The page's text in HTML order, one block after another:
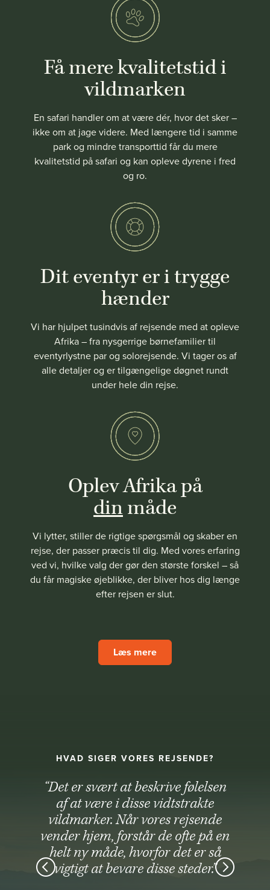
Få mere kvalitetstid i
vildmarken
En safari handler om at være dér, hvor det sker –
ikke om at jage videre. Med længere tid i samme
park og mindre transporttid får du mere
kvalitetstid på safari og kan opleve dyrene i fred
og ro.
Dit eventyr er i trygge
hænder
Vi har hjulpet tusindvis af rejsende med at opleve
Afrika – fra nysgerrige børnefamilier til
eventyrlystne par og solorejsende. Vi tager os af
alle detaljer og er tilgængelige døgnet rundt
under hele din rejse.
Oplev Afrika på
dinmåde
Vi lytter, stiller de rigtige spørgsmål og skaber en
rejse, der passer præcis til dig. Med vores erfaring
ved vi, hvilke valg der gør den største forskel – så
du får magiske øjeblikke, der bliver hos dig længe
efter rejsen er slut.
Læs mere
HVAD SIGER VORES REJSENDE?
“Det er svært at beskrive følelsen
af at være i disse vidtstrakte
vildmarker. Når vores rejsende
vender hjem, forstår de ofte på en
helt ny måde, hvorfor det er så
vigtigt at bevare disse steder.”